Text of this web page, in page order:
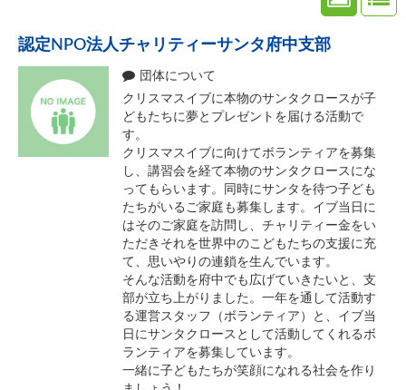
認定NPO法人チャリティーサンタ府中支部
団体について
クリスマスイブに本物のサンタクロースが子
どもたちに夢とプレゼントを届ける活動で
す。
クリスマスイブに向けてボランティアを募集
し、講習会を経て本物のサンタクロースにな
ってもらいます。同時にサンタを待つ子ども
たちがいるご家庭も募集します。イブ当日に
はそのご家庭を訪問し、チャリティー金をい
ただきそれを世界中のこどもたちの支援に充
て、思いやりの連鎖を生んでいます。
そんな活動を府中でも広げていきたいと、支
部が立ち上がりました。一年を通して活動す
る運営スタッフ（ボランティア）と、イブ当
日にサンタクロースとして活動してくれるボ
ランティアを募集しています。
一緒に子どもたちが笑顔になれる社会を作り